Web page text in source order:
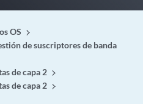
OS
de suscriptores de banda
de capa 2
de capa 2